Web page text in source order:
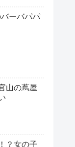
ーバパパ
山の蔦屋
？女の子